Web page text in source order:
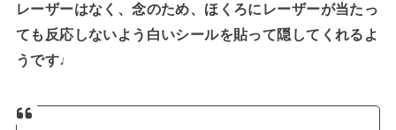
レーザーはなく、念のため、ほくろにレーザーが当たっ
ても反応しないよう白いシールを貼って隠してくれるよ
うです♩